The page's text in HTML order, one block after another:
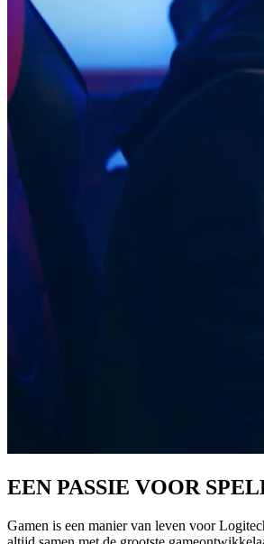
EEN PASSIE VOOR
Gamen is een manier van leven voor